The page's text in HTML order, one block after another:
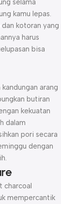
selama
kamu lepas.
kotoran yang
harus
bisa
arang
butiran
kekuatan
dalam
pori secara
dengan
charcoal
mempercantik